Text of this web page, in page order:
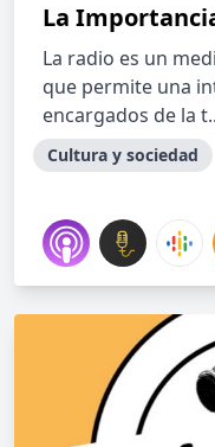
La
La radio es un
que permite una
encargados de la
Cultura y sociedad